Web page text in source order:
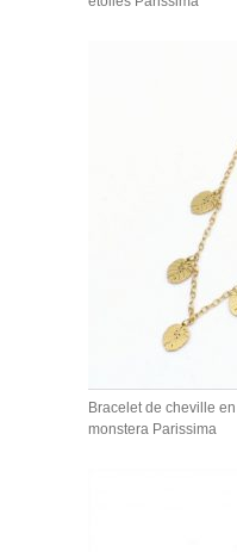
Bracelet de cheville
monstera Parissima